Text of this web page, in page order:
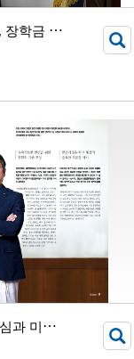
정
영오(Luke Jung) 동문(헝가리학 99), 장학금 기부 서명식 개최
[
대외협력처 Interview] 외대인의 자긍심과 미래에 대한 투자